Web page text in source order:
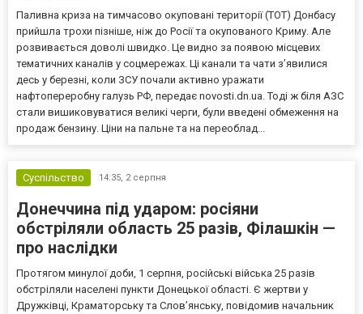
Паливна криза на тимчасово окуповані території (ТОТ) Донбасу
прийшла трохи пізніше, ніж до Росії та окупованого Криму. Але
розвивається доволі швидко. Це видно за появою місцевих
тематичних каналів у соцмережах. Ці канали та чати з’явилися
десь у березні, коли ЗСУ почали активно уражати
нафтопереробну галузь РФ, передає novosti.dn.ua. Тоді ж біля АЗС
стали вишиковуватися великі черги, були введені обмеження на
продаж бензину. Ціни на пальне та на переоблад...
Суспільство 14:35, 2 серпня
Донеччина під ударом: росіяни
обстріляли область 25 разів, Філашкін —
про наслідки
Протягом минулої доби, 1 серпня, російські війська 25 разів
обстріляли населені пункти Донецької області. Є жертви у
Дружківці, Краматорську та Слов’янську, повідомив начальник